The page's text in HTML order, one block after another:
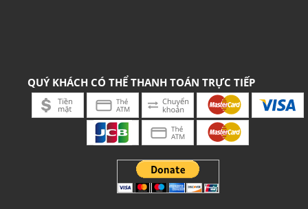
QUÝ KHÁCH CÓ THỂ THANH TOÁN TRỰC TIẾP